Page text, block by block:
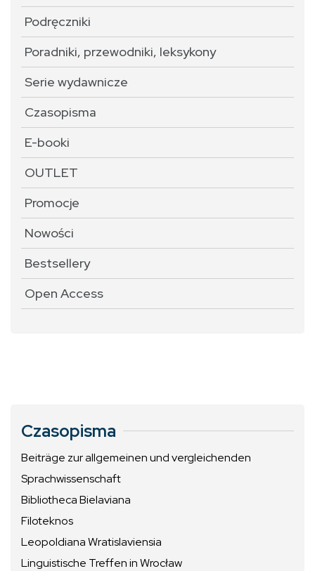
Podręczniki
Poradniki, przewodniki, leksykony
Serie wydawnicze
Czasopisma
E-booki
OUTLET
Promocje
Nowości
Bestsellery
Open Access
Czasopisma
Beiträge zur allgemeinen und vergleichenden
Sprachwissenschaft
Bibliotheca Bielaviana
Filoteknos
Leopoldiana Wratislaviensia
Linguistische Treffen in Wrocław